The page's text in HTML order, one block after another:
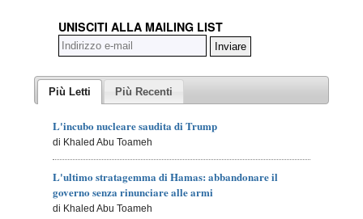
UNISCITI ALLA MAILING LIST
Più Letti Più Recenti
L'incubo nucleare saudita di Trump
di Khaled Abu Toameh
L'ultimo stratagemma di Hamas: abbandonare il
governo senza rinunciare alle armi
di Khaled Abu Toameh